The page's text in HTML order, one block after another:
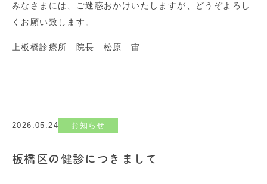
みなさまには、ご迷惑おかけいたしますが、どうぞよろし
くお願い致します。
上板橋診療所 院長 松原 宙
2026.05.24 お知らせ
板橋区の健診につきまして